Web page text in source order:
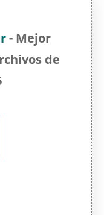
- Mejor
de